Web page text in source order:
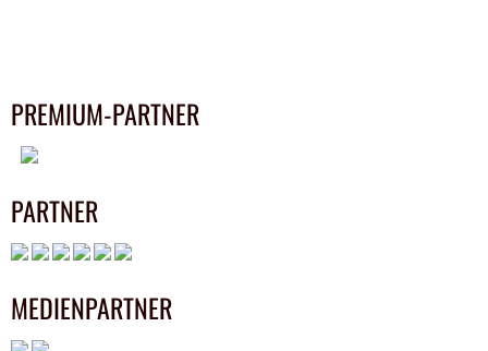
PREMIUM-PARTNER
PARTNER
MEDIENPARTNER